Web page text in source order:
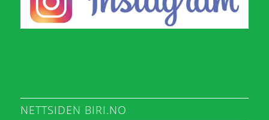
NETTSIDEN BIRI.NO